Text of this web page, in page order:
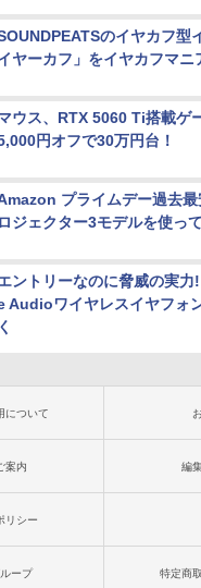
のイヤカフ型
ヤーカフ」をイヤカフマニ
ウス、RTX 5060 Ti搭載ゲ
円オフで30万円台！
プライムデー過去
ロジェクター3モデルを使っ
ントリーなのに脅威の実
Audioワイヤレスイヤフォ
く
について
案内 編
リシー
ープ 特定商